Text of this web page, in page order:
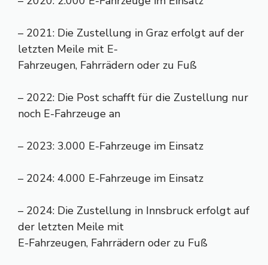
– 2021: Die Zustellung in Graz erfolgt auf der
letzten Meile mit E-
Fahrzeugen, Fahrrädern oder zu Fuß
– 2022: Die Post schafft für die Zustellung nur
noch E-Fahrzeuge an
– 2023: 3.000 E-Fahrzeuge im Einsatz
– 2024: 4.000 E-Fahrzeuge im Einsatz
– 2024: Die Zustellung in Innsbruck erfolgt auf
der letzten Meile mit
E-Fahrzeugen, Fahrrädern oder zu Fuß